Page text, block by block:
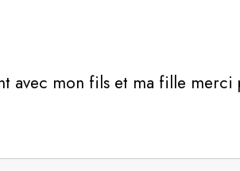
avec mon fils et ma fille